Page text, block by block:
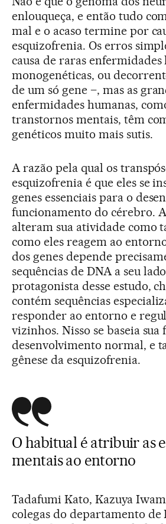
enlouqueça, e então tudo
mal e o acaso termine por
esquizofrenia. Os erros
causa de raras
monogenéticas, ou
de um só gene –, mas as
enfermidades humanas,
transtornos mentais, têm
genéticos muito mais sutis.
A razão pela qual os
esquizofrenia é que eles se
genes essenciais para o
funcionamento do cérebro.
alteram sua atividade como
como eles reagem ao
dos genes depende
sequências de DNA a seu
protagonista desse estudo,
contém sequências
responder ao entorno e
vizinhos. Nisso se baseia
desenvolvimento normal, e
gênese da esquizofrenia.
O habitual é atribuir as
mentais ao entorno
Tadafumi Kato, Kazuya
colegas do departamento de